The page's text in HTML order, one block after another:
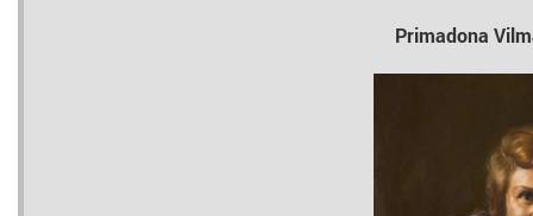
Primadona